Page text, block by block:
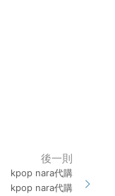
後一則
kpop nara代購
kpop nara代購